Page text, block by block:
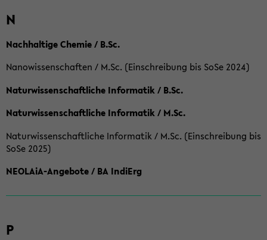
N
Nachhaltige Chemie / B.Sc.
Nanowissenschaften / M.Sc. (Einschreibung bis SoSe 2024)
Naturwissenschaftliche Informatik / B.Sc.
Naturwissenschaftliche Informatik / M.Sc.
Naturwissenschaftliche Informatik / M.Sc. (Einschreibung bis
SoSe 2025)
NEOLAiA-Angebote / BA IndiErg
P